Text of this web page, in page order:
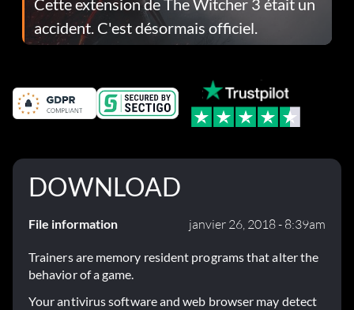
accident. C'est désormais officiel.
DOWNLOAD
File information janvier 26, 2018 - 8:39am
Trainers are memory resident programs that alter the
behavior of a game.
Your antivirus software and web browser may detect